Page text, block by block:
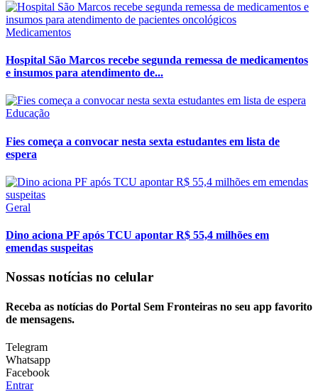
Medicamentos
Hospital São Marcos recebe segunda remessa de medicamentos
e insumos para atendimento de...
Educação
Fies começa a convocar nesta sexta estudantes em lista de
espera
Geral
Dino aciona PF após TCU apontar R$ 55,4 milhões em
emendas suspeitas
Nossas notícias no celular
Receba as notícias do Portal Sem Fronteiras no seu app favorito
de mensagens.
Telegram
Whatsapp
Facebook
Entrar